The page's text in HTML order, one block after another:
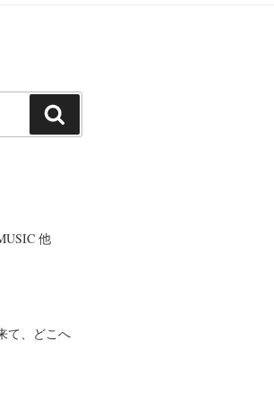
索
他
て、どこへ